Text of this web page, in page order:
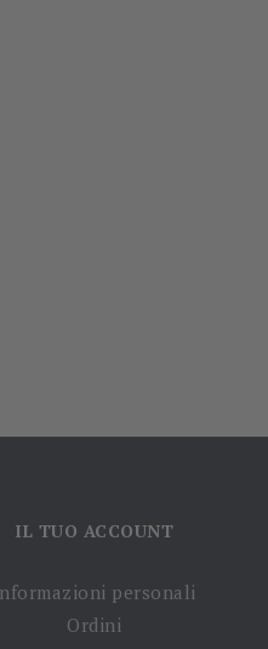
IL TUO ACCOUNT
personali
Ordini